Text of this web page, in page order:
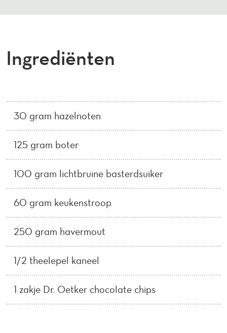
Ingrediënten
30 gram hazelnoten
125 gram boter
100 gram lichtbruine basterdsuiker
60 gram keukenstroop
250 gram havermout
1/2 theelepel kaneel
1 zakje Dr. Oetker chocolate chips